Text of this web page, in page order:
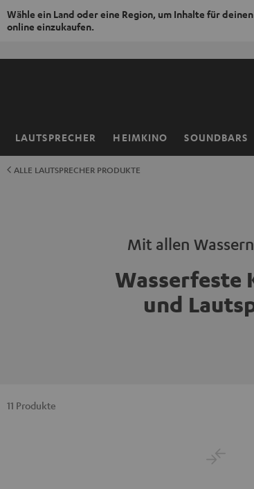
Wähle ein Land oder eine Region, um Inhalte für
online einzukaufen.
LAUTSPRECHER HEIMKINO SOUNDBARS
Startseite
ALLE LAUTSPRECHER PRODUKTE
Mit allen
Wasserfeste
und
11 Produkte